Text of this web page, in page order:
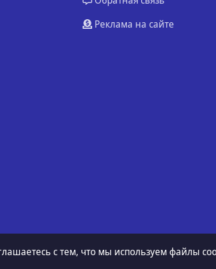
Реклама на сайте
с тем, что мы используем файлы